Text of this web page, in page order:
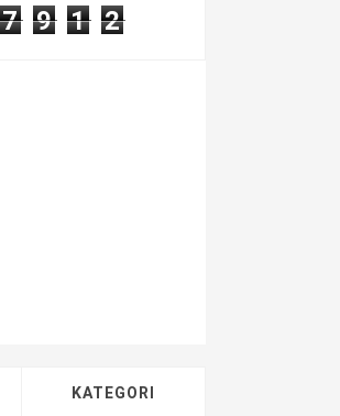
7 9 1 2
KATEGORI